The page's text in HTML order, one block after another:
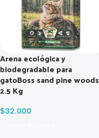
Arena ecológica y
biodegradable para
gatoBoss sand pine woods
2.5 Kg
$32.000